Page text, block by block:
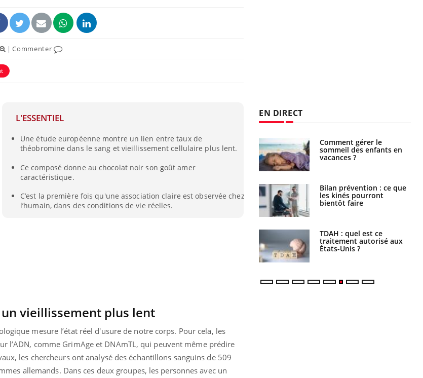
|Commenter
L'ESSENTIEL
Une étude européenne montre un lien entre taux de
théobromine dans le sang et vieillissement cellulaire plus lent.
Ce composé donne au chocolat noir son goût amer
caractéristique.
C’est la première fois qu'une association claire est observée chez
l’humain, dans des conditions de vie réelles.
vieillissement plus lent
mesure l’état réel d'usure de notre corps. Pour cela, les
l’ADN, comme GrimAge et DNAmTL, qui peuvent même prédire
les chercheurs ont analysé des échantillons sanguins de 509
allemands. Dans ces deux groupes, les personnes avec un
EN DIRECT
Grossesse et chaleur : ce
que dit la science
l'apprentissage de la
lecture ?
Mordue par un
barracuda, une petite fille
réflexe essentiel
quelle est l’origine de la
contamination ?
Comment gérer le
sommeil des enfants en
vacances ?
Bilan prévention : ce que
les kinés pourront
bientôt faire
TDAH : quel est ce
traitement autorisé aux
États-Unis ?